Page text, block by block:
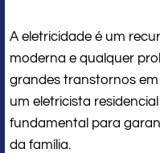
A eletricidade é um
moderna e qualquer
grandes transtornos
um eletricista
fundamental para
da família.